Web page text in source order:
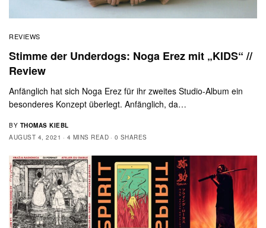
REVIEWS
Stimme der Underdogs: Noga Erez mit „KIDS“ //
Review
Anfänglich hat sich Noga Erez für ihr zweites Studio-Album ein
besonderes Konzept überlegt. Anfänglich, da…
BY THOMAS KIEBL
AUGUST 4, 2021
4 MINS READ 0 SHARES